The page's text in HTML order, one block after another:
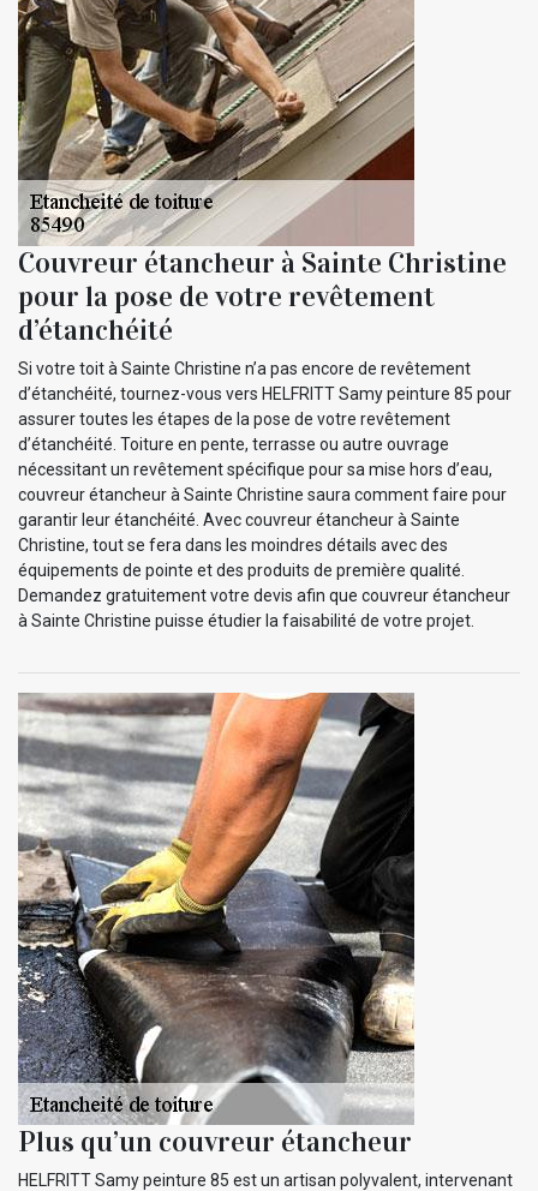
Couvreur étancheur à Sainte Christine
pour la pose de votre revêtement
d’étanchéité
Si votre toit à Sainte Christine n’a pas encore de revêtement
d’étanchéité, tournez-vous vers HELFRITT Samy peinture 85 pour
assurer toutes les étapes de la pose de votre revêtement
d’étanchéité. Toiture en pente, terrasse ou autre ouvrage
nécessitant un revêtement spécifique pour sa mise hors d’eau,
couvreur étancheur à Sainte Christine saura comment faire pour
garantir leur étanchéité. Avec couvreur étancheur à Sainte
Christine, tout se fera dans les moindres détails avec des
équipements de pointe et des produits de première qualité.
Demandez gratuitement votre devis afin que couvreur étancheur
à Sainte Christine puisse étudier la faisabilité de votre projet.
Plus qu’un couvreur étancheur
HELFRITT Samy peinture 85 est un artisan polyvalent, intervenant